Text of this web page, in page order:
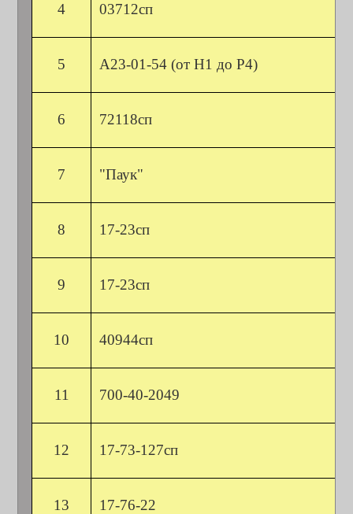
4 03712сп
5 А23-01-54 (от Н1 до Р4)
6 72118сп
7 "Паук"
8 17-23сп
9 17-23сп
10 40944сп
11 700-40-2049
12 17-73-127сп
13 17-76-22